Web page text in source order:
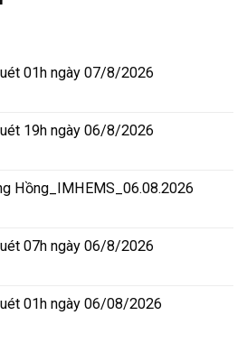
01h ngày 07/8/2026
8/2026
19h ngày 06/8/2026
8/2026
Hồng_IMHEMS_06.08.2026
07h ngày 06/8/2026
01h ngày 06/08/2026